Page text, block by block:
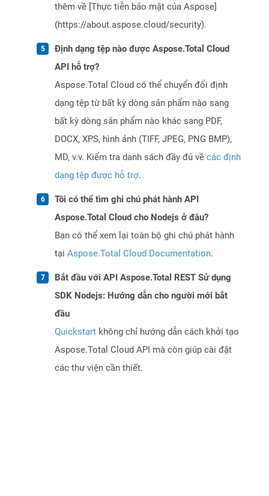
thêm về [Thực tiễn bảo mật của Aspose]
(https://about.aspose.cloud/security).
Định dạng tệp nào được Aspose.Total Cloud
API hỗ trợ?
Aspose.Total Cloud có thể chuyển đổi định
dạng tệp từ bất kỳ dòng sản phẩm nào sang
bất kỳ dòng sản phẩm nào khác sang PDF,
DOCX, XPS, hình ảnh (TIFF, JPEG, PNG BMP),
MD, v.v. Kiểm tra danh sách đầy đủ về các định
dạng tệp được hỗ trợ.
Tôi có thể tìm ghi chú phát hành API
Aspose.Total Cloud cho Nodejs ở đâu?
Bạn có thể xem lại toàn bộ ghi chú phát hành
tại Aspose.Total Cloud Documentation.
Bắt đầu với API Aspose.Total REST Sử dụng
SDK Nodejs: Hướng dẫn cho người mới bắt
đầu
Quickstart không chỉ hướng dẫn cách khởi tạo
Aspose.Total Cloud API mà còn giúp cài đặt
các thư viện cần thiết.